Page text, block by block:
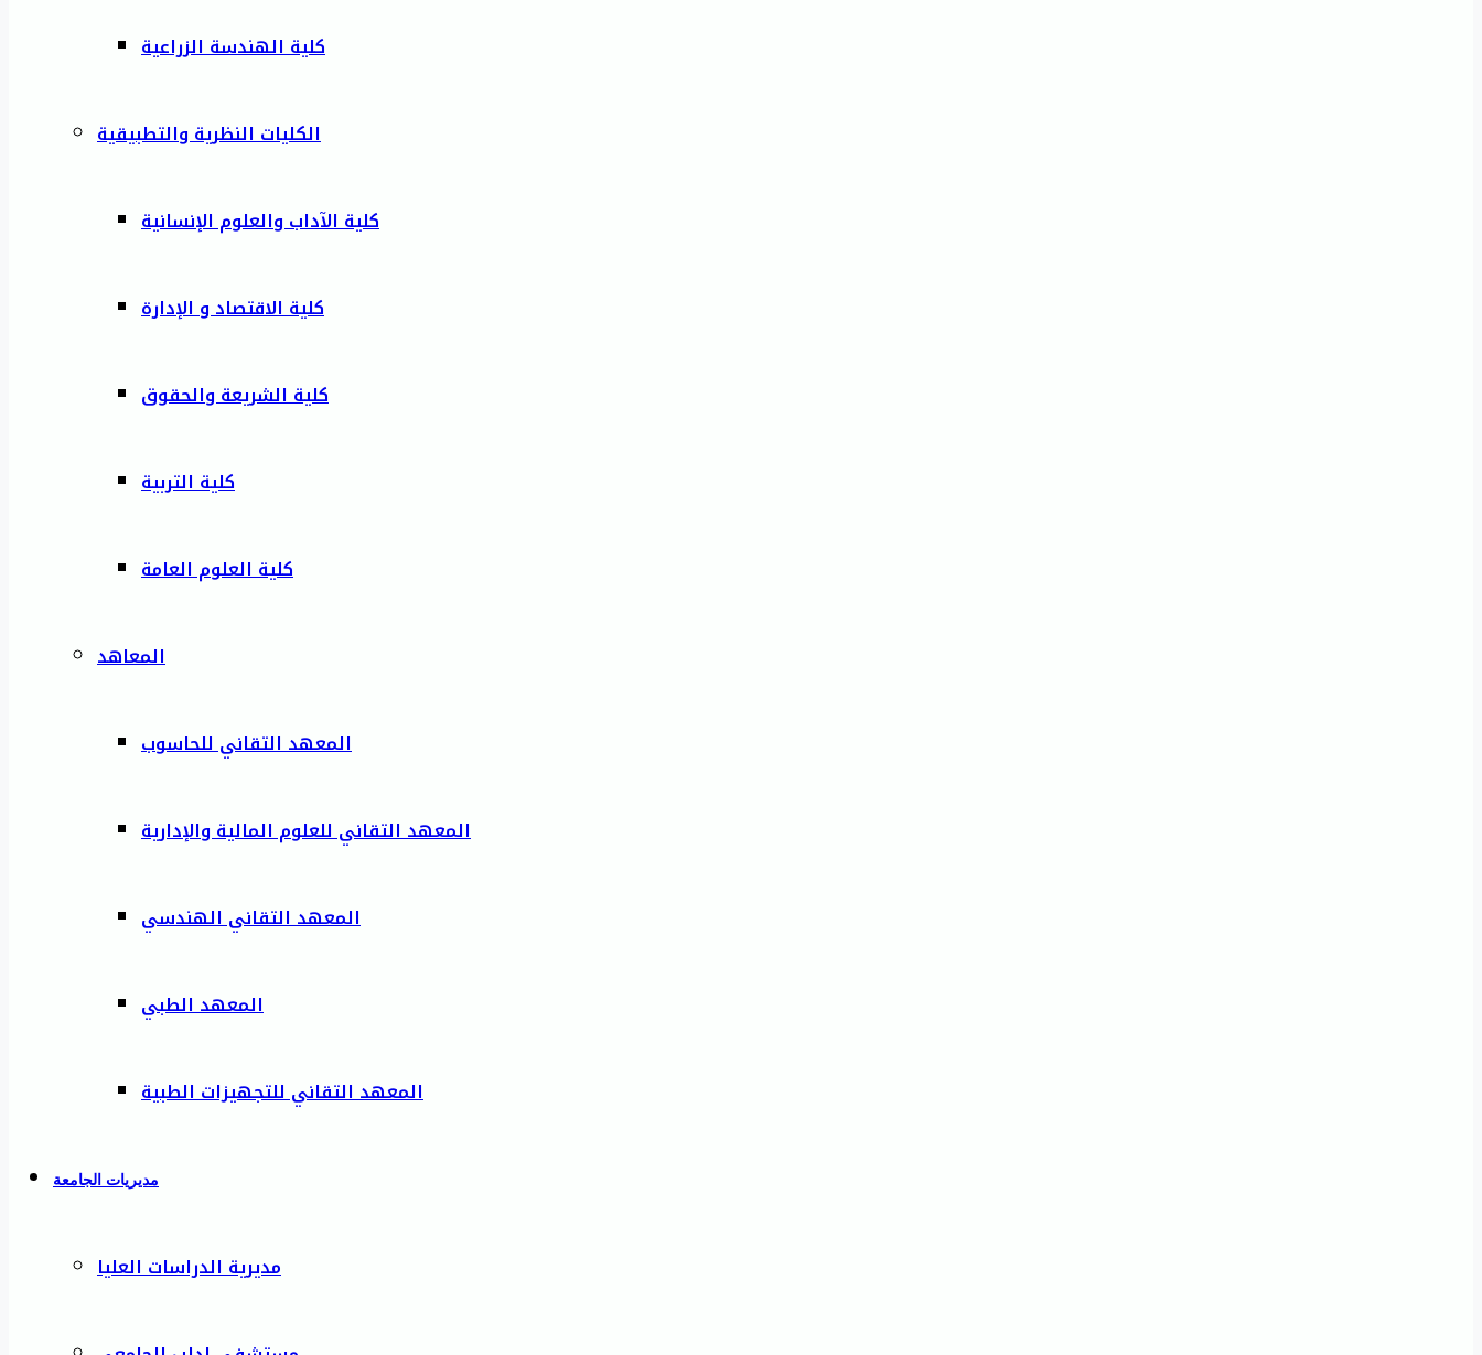
كلية الهندسة الزراعية
الكليات النظرية والتطبيقية
كلية الآداب والعلوم الإنسانية
كلية الاقتصاد و الإدارة
كلية الشريعة والحقوق
كلية التربية
كلية العلوم العامة
المعاهد
المعهد التقاني للحاسوب
المعهد التقاني للعلوم المالية والإدارية
المعهد التقاني الهندسي
المعهد الطبي
المعهد التقاني للتجهيزات الطبية
مديريات الجامعة
مديرية الدراسات العليا